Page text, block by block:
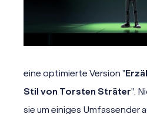
eine optimierte Version "
Stil von Torsten Sträter".
sie um einiges Umfassender